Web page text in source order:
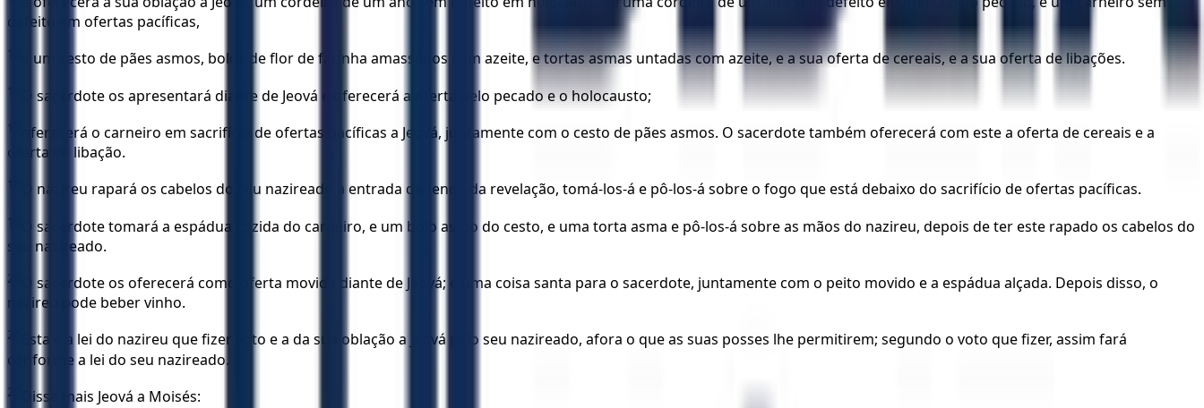
defeito em ofertas pacíficas,
15 e um cesto de pães asmos, bolos de flor de farinha amassados com azeite, e tortas asmas untadas com azeite, e a sua oferta de cereais, e a sua oferta de libações.
16 O sacerdote os apresentará diante de Jeová e oferecerá a oferta pelo pecado e o holocausto;
17
oferecerá o carneiro em sacrifício de ofertas pacíficas a Jeová, juntamente com o cesto de pães asmos. O sacerdote também oferecerá com este a oferta de cereais e a
oferta de libação.
18 O nazireu rapará os cabelos do seu nazireado à entrada da tenda da revelação, tomá-los-á e pô-los-á sobre o fogo que está debaixo do sacrifício de ofertas pacíficas.
19
O sacerdote tomará a espádua cozida do carneiro, e um bolo asmo do cesto, e uma torta asma e pô-los-á sobre as mãos do nazireu, depois de ter este rapado os cabelos do
seu nazireado.
20
O sacerdote os oferecerá como oferta movida diante de Jeová; é uma coisa santa para o sacerdote, juntamente com o peito movido e a espádua alçada. Depois disso, o
nazireu pode beber vinho.
21
Esta é a lei do nazireu que fizer voto e a da sua oblação a Jeová pelo seu nazireado, afora o que as suas posses lhe permitirem; segundo o voto que fizer, assim fará
conforme a lei do seu nazireado.
22 Disse mais Jeová a Moisés: